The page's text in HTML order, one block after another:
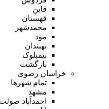
قاین
قهستان
محمدشهر
مود
نهبندان
نیمبلوک
بازگشت
خراسان رضوی
تمام شهر‌ها
مشهد
احمدآباد صولت